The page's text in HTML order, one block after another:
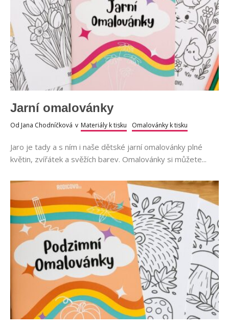
Jarní omalovánky
Od Jana Chodníčková v Materiály k tisku Omalovánky k tisku
Jaro je tady a s ním i naše dětské jarní omalovánky plné
květin, zvířátek a svěžích barev. Omalovánky si můžete...